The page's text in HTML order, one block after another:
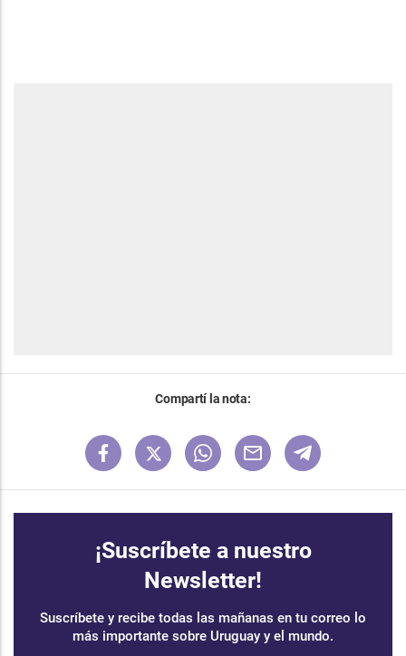
Compartí la nota:
¡Suscríbete a nuestro
Newsletter!
Suscríbete y recibe todas las mañanas en tu correo lo
más importante sobre Uruguay y el mundo.